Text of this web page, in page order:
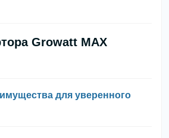
Growatt MAX
для уверенного